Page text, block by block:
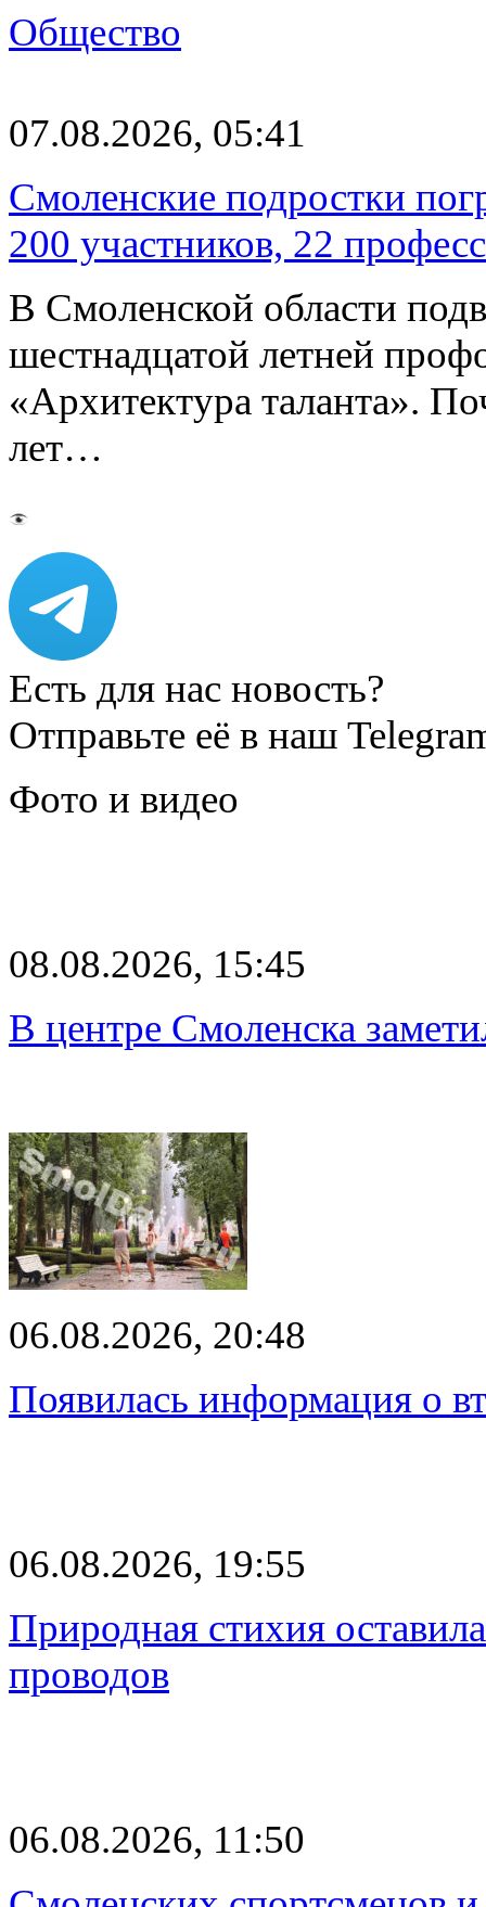
Общество
07.08.2026, 05:41
Смоленские подростки
200 участников, 22
В Смоленской области
шестнадцатой летней
«Архитектура таланта».
лет…
Есть для нас новость?
Отправьте её в наш
Фото и видео
08.08.2026, 15:45
В центре Смоленска
06.08.2026, 20:48
Появилась информация о
06.08.2026, 19:55
Природная стихия
проводов
06.08.2026, 11:50